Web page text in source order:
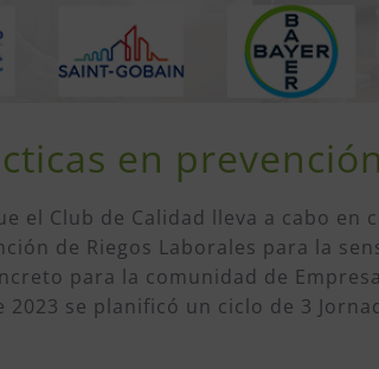
en prevención
el Club de Calidad lleva a cabo en
de Riegos Laborales para la
para la comunidad de
2023 se planificó un ciclo de 3